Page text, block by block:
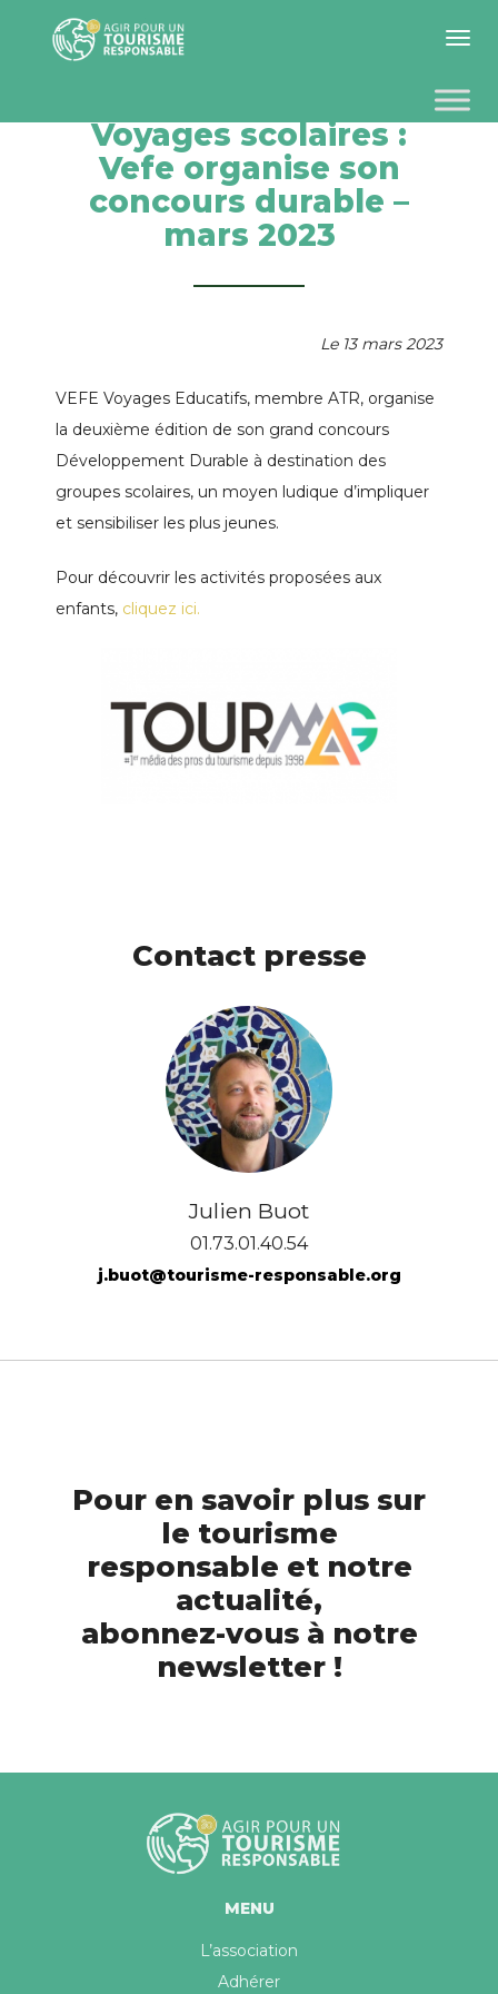
Toggle
Voyages scolaires :
Vefe organise son
concours durable –
mars 2023
Le 13 mars 2023
VEFE Voyages Educatifs, membre ATR, organise
la deuxième édition de son grand concours
Développement Durable à destination des
groupes scolaires, un moyen ludique d’impliquer
et sensibiliser les plus jeunes.
Pour découvrir les activités proposées aux
enfants, cliquez ici.
Contact presse
Julien Buot
01.73.01.40.54
j.buot@tourisme-responsable.org
Pour en savoir plus sur
le tourisme
responsable et notre
actualité,
abonnez-vous à notre
newsletter !
MENU
L’association
Adhérer